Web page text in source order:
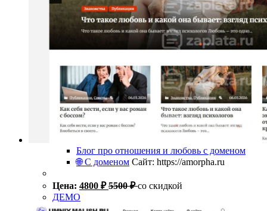
Блог про отношения и любовь с доменом
🌐 С доменом Сайт: https://amorpha.ru
Цена: 4800 ₽ 5500₽ со скидкой
ДЕМО